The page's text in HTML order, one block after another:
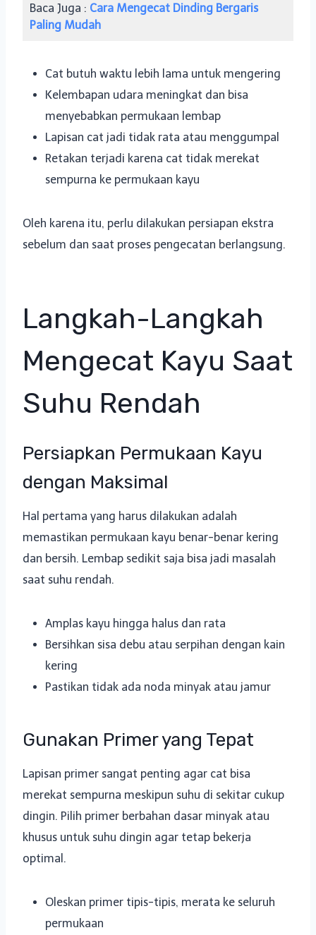
Baca Juga : Cara Mengecat Dinding Bergaris
Paling Mudah
Cat butuh waktu lebih lama untuk mengering
Kelembapan udara meningkat dan bisa
menyebabkan permukaan lembap
Lapisan cat jadi tidak rata atau menggumpal
Retakan terjadi karena cat tidak merekat
sempurna ke permukaan kayu
Oleh karena itu, perlu dilakukan persiapan ekstra
sebelum dan saat proses pengecatan berlangsung.
Langkah-Langkah
Mengecat Kayu Saat
Suhu Rendah
Persiapkan Permukaan Kayu
dengan Maksimal
Hal pertama yang harus dilakukan adalah
memastikan permukaan kayu benar-benar kering
dan bersih. Lembap sedikit saja bisa jadi masalah
saat suhu rendah.
Amplas kayu hingga halus dan rata
Bersihkan sisa debu atau serpihan dengan kain
kering
Pastikan tidak ada noda minyak atau jamur
Gunakan Primer yang Tepat
Lapisan primer sangat penting agar cat bisa
merekat sempurna meskipun suhu di sekitar cukup
dingin. Pilih primer berbahan dasar minyak atau
khusus untuk suhu dingin agar tetap bekerja
optimal.
Oleskan primer tipis-tipis, merata ke seluruh
permukaan